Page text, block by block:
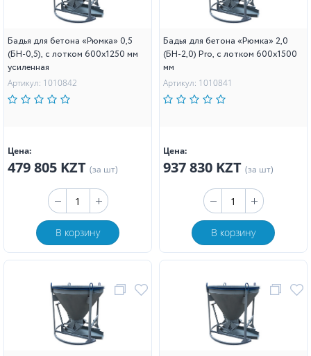
Бадья для бетона «Рюмка» 0,5
(БН-0,5), с лотком 600х1250 мм
усиленная
Артикул: 1010842
Цена:
479 805 KZT (за шт)
В корзину
Бадья для бетона «Рюмка» 2,0
(БН-2,0) Pro, с лотком 600х1500
мм
Артикул: 1010841
Цена:
937 830 KZT (за шт)
В корзину